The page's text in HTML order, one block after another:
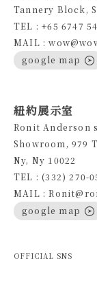
Tannery Block,
TEL : +65 6747
MAIL :
google map
紐約展示室
Ronit Anderson
Showroom, 979
Ny, Ny 10022
TEL : (332) 270-
MAIL :
google map
OFFICIAL SNS